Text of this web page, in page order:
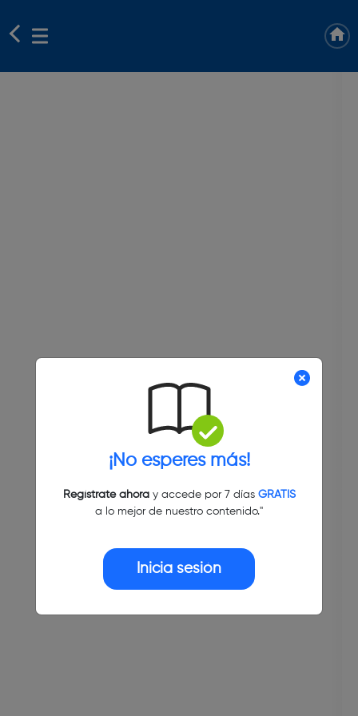
¡No esperes más!
Regístrate ahoray accede por 7 días GRATIS
a lo mejor de nuestro contenido."
Inicia sesión